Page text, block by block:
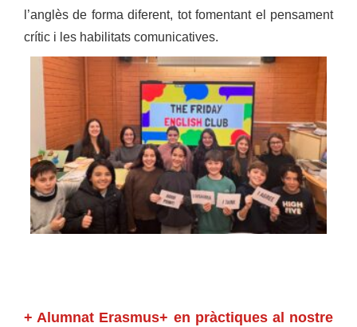
l’anglès de forma diferent, tot fomentant el pensament
crític i les habilitats comunicatives.
+ Alumnat Erasmus+ en pràctiques al nostre